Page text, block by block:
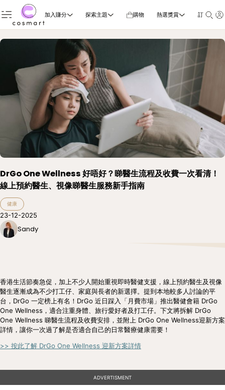
加入賺分 探索主題 購物 熱選獎賞 訂閱雜誌
DrGo One Wellness 好唔好？睇醫生流程及收費一次看清！
線上預約醫生、視像睇醫生服務新手指南
健康
23-12-2025
Sandy
香港生活節奏急促，加上不少人開始重視即時醫健支援，線上預約醫生及視像
醫生逐漸成為不少打工仔、家庭與長者的新選擇。提到本地較多人討論的平
台，DrGo 一定榜上有名！DrGo 近日踩入「月費市場」推出醫健會籍 DrGo
One Wellness，適合注重身體、旅行愛好者及打工仔。下文將拆解 DrGo
One Wellness 睇醫生流程及收費安排，並附上 DrGo One Wellness迎新方案
詳情，讓你一次過了解是否適合自己的日常醫療健康需要！
>> 按此了解 DrGo One Wellness 迎新方案詳情
ADVERTISMENT